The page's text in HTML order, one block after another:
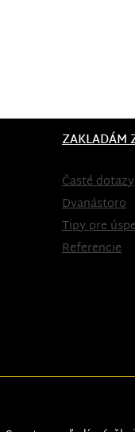
ZAKLADÁM
Časté dotazy
Dvanástoro
Tipy pre
Referencie